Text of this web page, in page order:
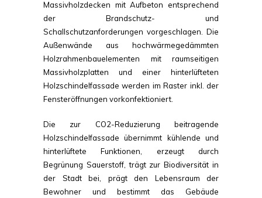
Massivholzdecken mit Aufbeton entsprechend
der Brandschutz- und
Schallschutzanforderungen vorgeschlagen. Die
Außenwände aus hochwärmegedämmten
Holzrahmenbauelementen mit raumseitigen
Massivholzplatten und einer hinterlüfteten
Holzschindelfassade werden im Raster inkl. der
Fensteröffnungen vorkonfektioniert.
Die zur CO2-Reduzierung beitragende
Holzschindelfassade übernimmt kühlende und
hinterlüftete Funktionen, erzeugt durch
Begrünung Sauerstoff, trägt zur Biodiversität in
der Stadt bei, prägt den Lebensraum der
Bewohner und bestimmt das Gebäude